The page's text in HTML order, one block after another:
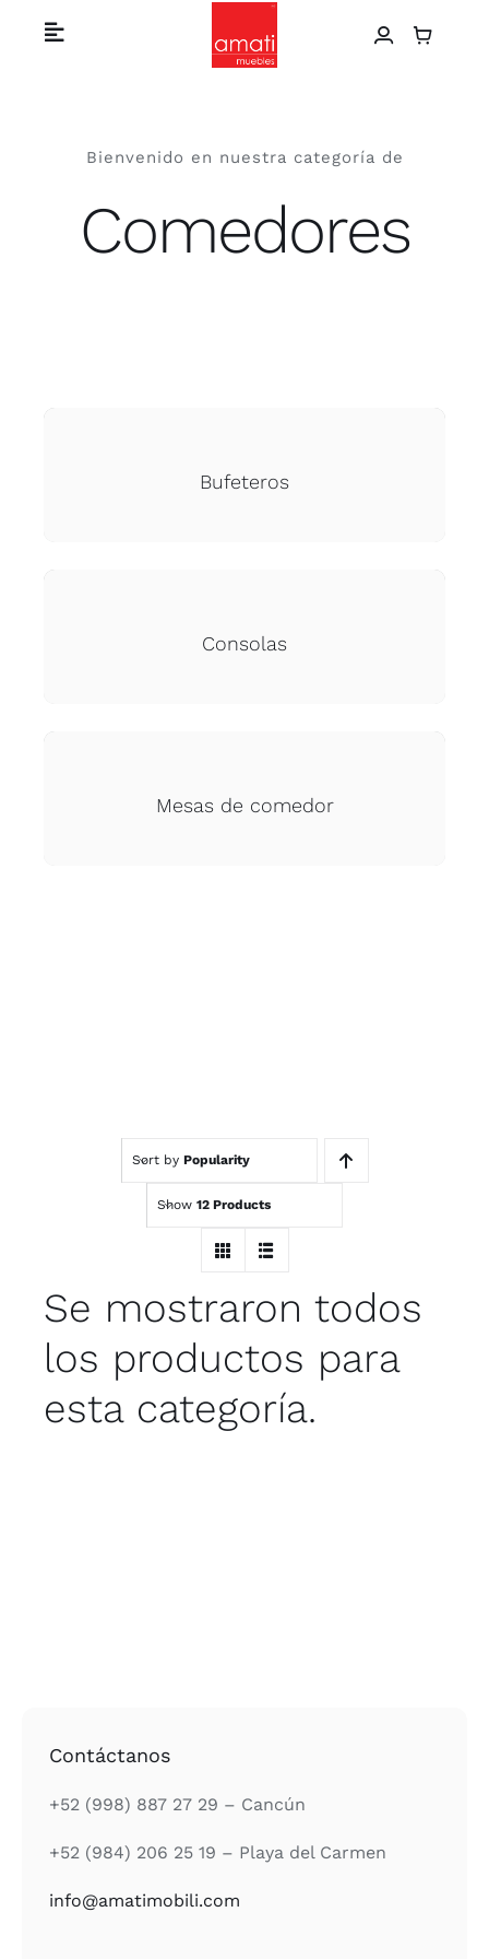
Toggle
Catálogo de productos
Sobre nosotros
Bienvenido en nuestra categoría de
Comedores
Bufeteros
Consolas
Mesas de comedor
Sort by Popularity
Show 12 Products
Se mostraron todos
los productos para
esta categoría.
Contáctanos
+52 (998) 887 27 29 – Cancún
+52 (984) 206 25 19 – Playa del Carmen
info@amatimobili.com